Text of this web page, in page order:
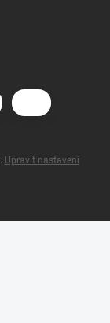
Upravit nastavení